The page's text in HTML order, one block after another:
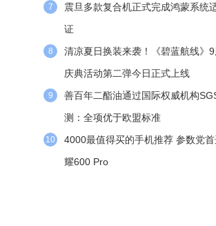
7
震旦多款复合机正式完成鸿蒙系统
证
8
清凉夏日换装来袭！《碧蓝航线》
庆典活动第二弹今日正式上线
9
善百年二酯油通过国际权威机构
测：全项优于欧盟标准
10
4000最值得买的手机推荐 参数党
耀600 Pro